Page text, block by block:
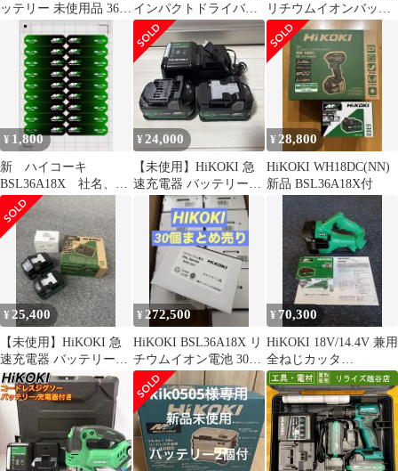
ッテリー 未使用品 36V
2.5Ah/18V 5.0Ah
BSL36A18X 未使用品
インパクトドライバー
WH18DC 2XPBZ
リチウムイオンバッテ
リー 36V/2.5Ah
BSL36A18X 【未使用】
【越谷店】
¥ 1,800
新 ハイコーキ
BSL36A18X 社名、名
前シール 18枚セット
¥24,000
【未使用】HiKOKI 急
速充電器 バッテリー2
¥ 28,800
HiKOKI WH18DC(NN)
新品 BSL36A18X付
¥ 25,400
【未使用】HiKOKI 急
速充電器 バッテリー2
個
¥ 272,500
HiKOKI BSL36A18X リ
チウムイオン電池 30個
セット 新品
¥ 70,300
HiKOKI 18V/14.4V 兼用
全ねじカッタ
CL18DSAL